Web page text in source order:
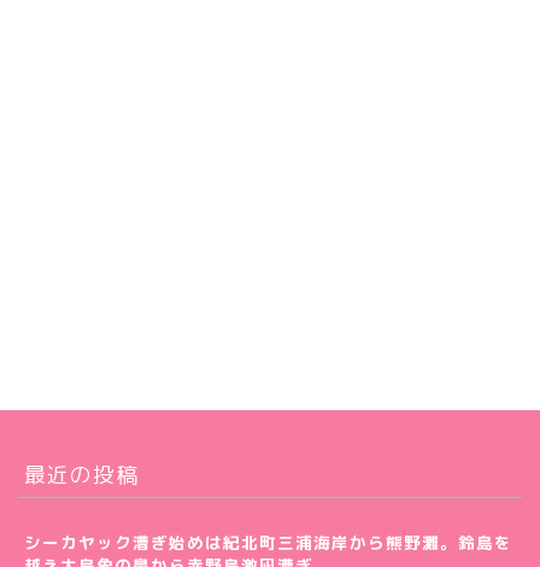
最近の投稿
シーカヤック漕ぎ始めは紀北町三浦海岸から熊野灘。鈴島を